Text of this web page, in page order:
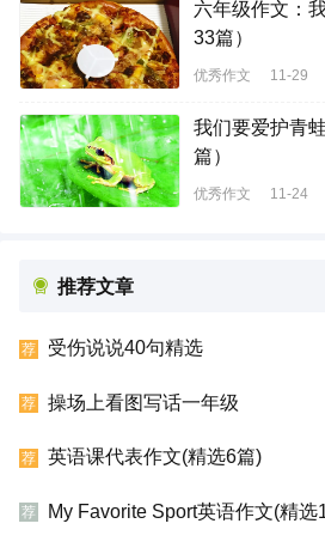
六年级作文：
33篇）
优秀作文 11-29
我们要爱护青
篇）
优秀作文 11-24
推荐文章
荐 受伤说说40句精选
荐 操场上看图写话一年级
荐 英语课代表作文(精选6篇)
荐 My Favorite Sport英语作文(精选